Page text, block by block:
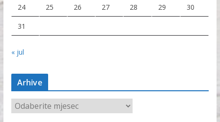
24 25 26 27 28 29 30
31
« jul
Arhive
A
r